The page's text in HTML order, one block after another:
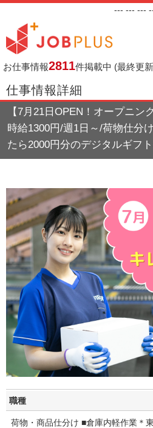
--- --- ---
お仕事情報2811件掲載中 (最終更
仕事情報詳細
【7月21日OPEN！オープニン
時給1300円/週1日～/荷物仕分
たら2000円分のデジタルギフ
職種
荷物・商品仕分け ■倉庫内軽作業＊